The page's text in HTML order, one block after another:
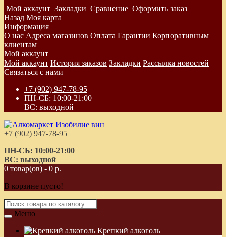
Мой аккаунт Закладки Сравнение Оформить заказ
Назад Моя карта
Информация
О нас Адреса магазинов Оплата Гарантии Корпоративным
клиентам
Мой аккаунт
Мой аккаунт История заказов Закладки Рассылка новостей
Связаться с нами
+7 (902) 947-78-95
ПН-СБ: 10:00-21:00
ВС: выходной
+7 (902) 947-78-95
ПН-СБ: 10:00-21:00
ВС: выходной
0 товар(ов) - 0 р.
В корзине пусто!
Меню
Крепкий алкоголь